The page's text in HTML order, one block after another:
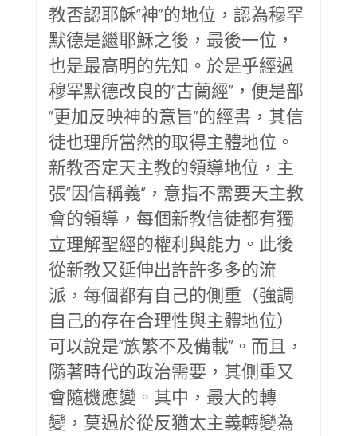
教否認耶穌“神”的地位，認為穆罕
默德是繼耶穌之後，最後一位，
也是最高明的先知。於是乎經過
穆罕默德改良的“古蘭經”，便是部
“更加反映神的意旨”的經書，其信
徒也理所當然的取得主體地位。
新教否定天主教的領導地位，主
張“因信稱義”，意指不需要天主教
會的領導，每個新教信徒都有獨
立理解聖經的權利與能力。此後
從新教又延伸出許許多多的流
派，每個都有自己的側重（強調
自己的存在合理性與主體地位）
可以說是“族繁不及備載”。而且，
隨著時代的政治需要，其側重又
會隨機應變。其中，最大的轉
變，莫過於從反猶太主義轉變為